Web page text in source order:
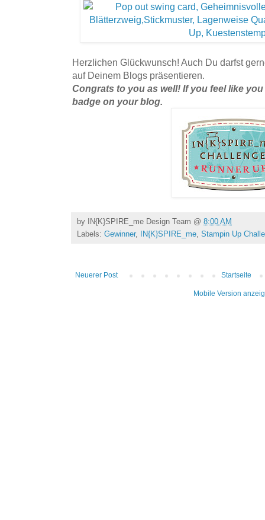
Herzlichen Glückwunsch! Auch Du darfst
auf Deinem Blogs präsentieren.
Congrats to you as well! If you feel like
badge on your blog.
by IN{K}SPIRE_me Design Team @ 8:00 AM
Labels: Gewinner, IN{K}SPIRE_me, Stampin Up
Neuerer Post Startseite
Mobile Version